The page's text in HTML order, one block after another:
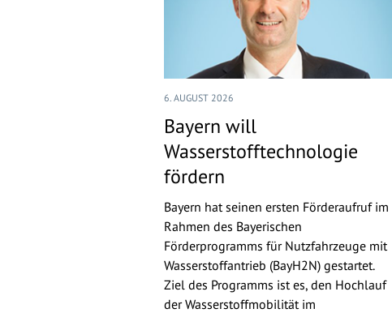
6. AUGUST 2026
Bayern will
Wasserstofftechnologie
fördern
Bayern hat seinen ersten Förderaufruf im
Rahmen des Bayerischen
Förderprogramms für Nutzfahrzeuge mit
Wasserstoffantrieb (BayH2N) gestartet.
Ziel des Programms ist es, den Hochlauf
der Wasserstoffmobilität im